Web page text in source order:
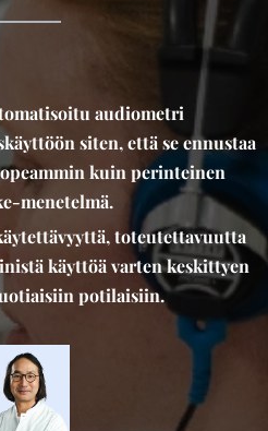
audiometri
siten, että se ennustaa
kuin perinteinen
menetelmä.
toteutettavuutta
käyttöä varten keskittyen
potilaisiin.